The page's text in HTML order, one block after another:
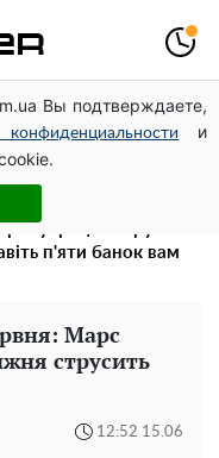
Вы подтверждаете,
конфиденциальности
и
точкою
не все: фронтмен
п'яти банок вам
Марс
струсить
12:52 15.06